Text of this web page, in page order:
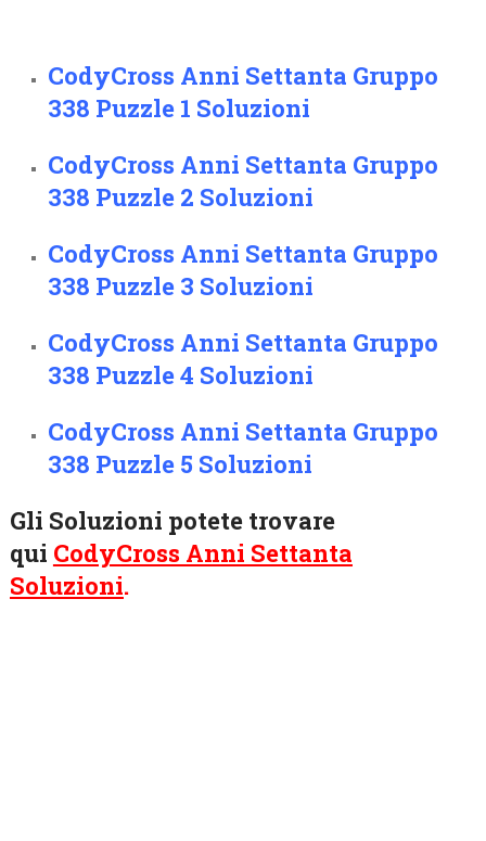
CodyCross Anni Settanta Gruppo
338 Puzzle 1 Soluzioni
CodyCross Anni Settanta Gruppo
338 Puzzle 2 Soluzioni
CodyCross Anni Settanta Gruppo
338 Puzzle 3 Soluzioni
CodyCross Anni Settanta Gruppo
338 Puzzle 4 Soluzioni
CodyCross Anni Settanta Gruppo
338 Puzzle 5 Soluzioni
Gli Soluzioni potete trovare
qui CodyCross Anni Settanta
Soluzioni.